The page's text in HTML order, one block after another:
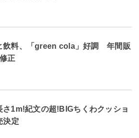
飲料、「green cola」好調 年間販
正
さ1m!紀文の超!BIGちくわクッショ
決定